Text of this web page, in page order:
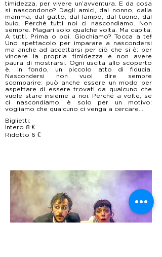
timidezza, per vivere un’avventura. E da cosa
si nascondono? Dagli amici, dal nonno, dalla
mamma, dal gatto, dal lampo, dal tuono, dal
buio. Perché tutti noi ci nascondiamo. Non
sempre. Magari solo qualche volta. Ma capita.
A tutti. Prima o poi. Giochiamo? Tocca a te!
Uno spettacolo per imparare a nascondersi
ma anche ad accettarsi per ciò che si è: per
vincere la propria timidezza e non avere
paura di mostrarsi. Ogni uscita allo scoperto
è, in fondo, un piccolo atto di fiducia.
Nascondersi non vuol dire sempre
scomparire: può anche essere un modo per
aspettare di essere trovati da qualcuno che
vuole stare insieme a noi. Perché a volte, se
ci nascondiamo, è solo per un motivo:
vogliamo che qualcuno ci venga a cercare...
Biglietti:
Intero 8 €
Ridotto 6 €